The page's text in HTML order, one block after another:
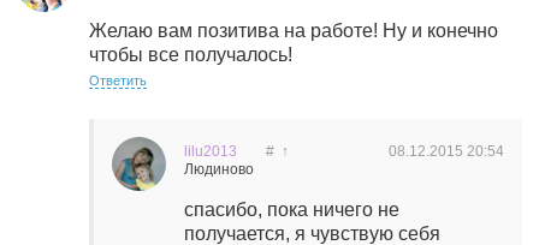
Желаю вам позитива на работе! Ну и конечно
чтобы все получалось!
Ответить
lilu2013
Людиново
08.12.2015 20:54
# ↑
спасибо, пока ничего не
получается, я чувствую себя